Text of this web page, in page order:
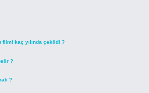
filmi kaç yılında çekildi ?
?
?